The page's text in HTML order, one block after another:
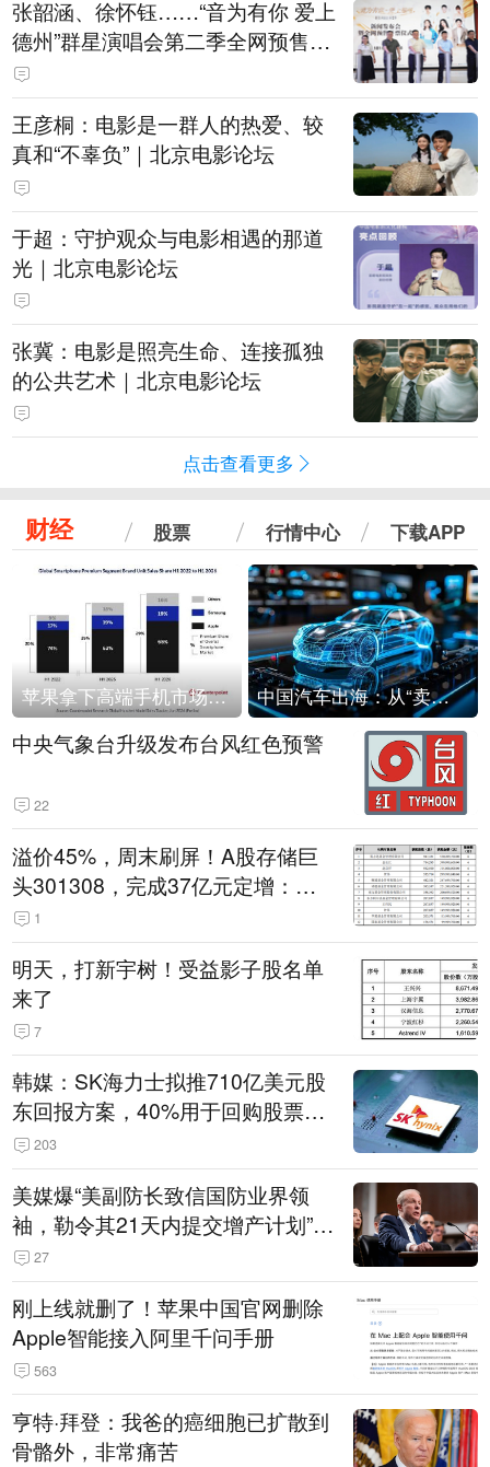
张韶涵、徐怀钰……“音为有你 爱上
德州”群星演唱会第二季全网预售开
票
王彦桐：电影是一群人的热爱、较
真和“不辜负”｜北京电影论坛
于超：守护观众与电影相遇的那道
光｜北京电影论坛
张冀：电影是照亮生命、连接孤独
的公共艺术｜北京电影论坛
点击查看更多
财经 股票 行情中心 下载APP
苹果拿下高端手机市场65%的份额：iPhone 17系列功不可没 中国汽车出海：从“卖出去”到“走进去”
中央气象台升级发布台风红色预警
22
溢价45%，周末刷屏！A股存储巨
头301308，完成37亿元定增：现
价386.6元，定增价560元
1
明天，打新宇树！受益影子股名单
来了
7
韩媒：SK海力士拟推710亿美元股
东回报方案，40%用于回购股票，
相当于美股发行规模
203
美媒爆“美副防长致信国防业界领
袖，勒令其21天内提交增产计划”，
五角大楼回应
27
刚上线就删了！苹果中国官网删除
Apple智能接入阿里千问手册
563
亨特·拜登：我爸的癌细胞已扩散到
骨骼外，非常痛苦